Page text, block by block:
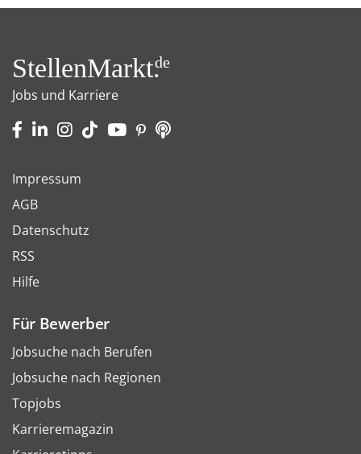
StellenMarkt.de
Jobs und Karriere
Impressum
AGB
Datenschutz
RSS
Hilfe
Für Bewerber
Jobsuche nach Berufen
Jobsuche nach Regionen
Topjobs
Karrieremagazin